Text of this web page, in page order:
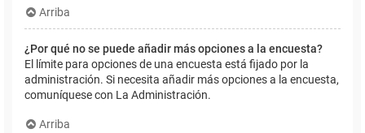
Arriba
¿Por qué no se puede añadir más opciones a la encuesta?
El límite para opciones de una encuesta está fijado por la
administración. Si necesita añadir más opciones a la encuesta,
comuníquese con La Administración.
Arriba